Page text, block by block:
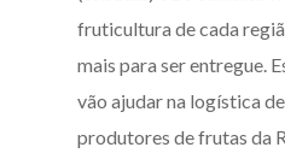
fruticultura de cada
mais para ser entregue.
vão ajudar na logística
produtores de frutas da